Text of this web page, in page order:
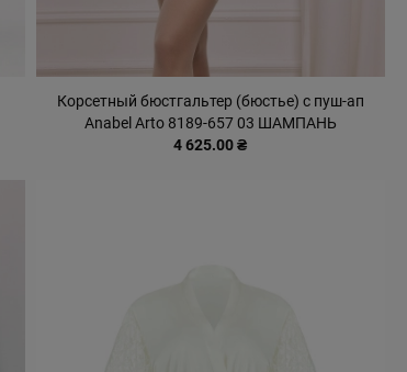
Корсетный бюстгальтер (бюстье) с пуш-ап
Anabel Arto 8189-657 03 ШАМПАНЬ
4 625.00 ₴